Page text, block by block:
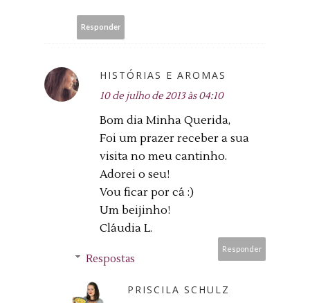
Responder
HISTÓRIAS E AROMAS
10 de julho de 2013 às 04:10
Bom dia Minha Querida,
Foi um prazer receber a sua
visita no meu cantinho.
Adorei o seu!
Vou ficar por cá :)
Um beijinho!
Cláudia L.
Responder
Respostas
PRISCILA SCHULZ